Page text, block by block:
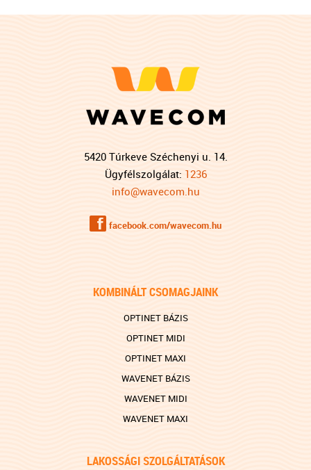
5420 Túrkeve Széchenyi u. 14.
Ügyfélszolgálat: 1236
info@wavecom.hu
f facebook.com/wavecom.hu
KOMBINÁLT CSOMAGJAINK
OPTINET BÁZIS
OPTINET MIDI
OPTINET MAXI
WAVENET BÁZIS
WAVENET MIDI
WAVENET MAXI
LAKOSSÁGI SZOLGÁLTATÁSOK